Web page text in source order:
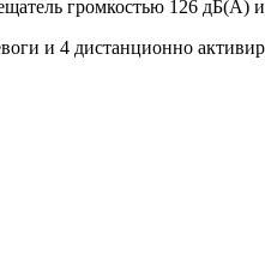
громкостью 126
и 4 дистанционно